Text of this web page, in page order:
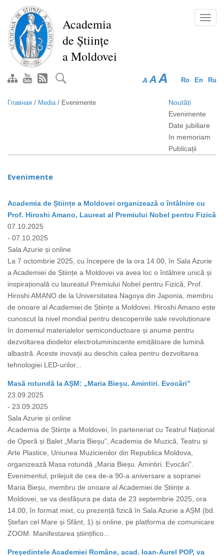
Перейти
основному
содержанию
Academia
de Științe
a Moldovei
Ro En Ru
A A A
Главная / Media/ Evenimente
Noutăți
Evenimente
Date jubiliare
In memoriam
Publicații
Evenimente
Academia de Științe a Moldovei organizează o întâlnire cu
Prof. Hiroshi Amano, Laureat al Premiului Nobel pentru Fizică
07.10.2025
- 07.10.2025
Sala Azurie și online
La 7 octombrie 2025, cu începere de la ora 14.00, în Sala Azurie
a Academiei de Științe a Moldovei va avea loc o întâlnire unică și
inspirațională cu laureatul Premiului Nobel pentru Fizică, Prof.
Hiroshi AMANO de la Universitatea Nagoya din Japonia, membru
de onoare al Academiei de Științe a Moldovei. Hiroshi Amano este
cunoscut la nivel mondial pentru descoperirile sale revoluționare
în domeniul materialelor semiconductoare și anume pentru
dezvoltarea diodelor electroluminiscente emițătoare de lumină
albastră. Aceste inovații au deschis calea pentru dezvoltarea
tehnologiei LED-urilor...
Masă rotundă la AȘM: „Maria Bieșu. Amintiri. Evocări”
23.09.2025
- 23.09.2025
Sala Azurie și online
Academia de Științe a Moldovei, în parteneriat cu Teatrul Național
de Operă și Balet „Maria Bieșu”, Academia de Muzică, Teatru și
Arte Plastice, Uniunea Muzicienilor din Republica Moldova,
organizează Masa rotundă „Maria Bieșu. Amintiri. Evocări”.
Evenimentul, prilejuit de cea de-a 90-a aniversare a sopranei
Maria Bieșu, membru de onoare al Academiei de Științe a
Moldovei, se va desfășura pe data de 23 septembrie 2025, ora
14.00, în format mixt, cu prezență fizică în Sala Azurie a AȘM (bd.
Ștefan cel Mare și Sfânt, 1) și online, pe platforma de comunicare
ZOOM. Manifestarea științifico...
Președintele Academiei Române, acad. Ioan-Aurel POP, va